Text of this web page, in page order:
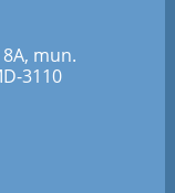
mun.
3110